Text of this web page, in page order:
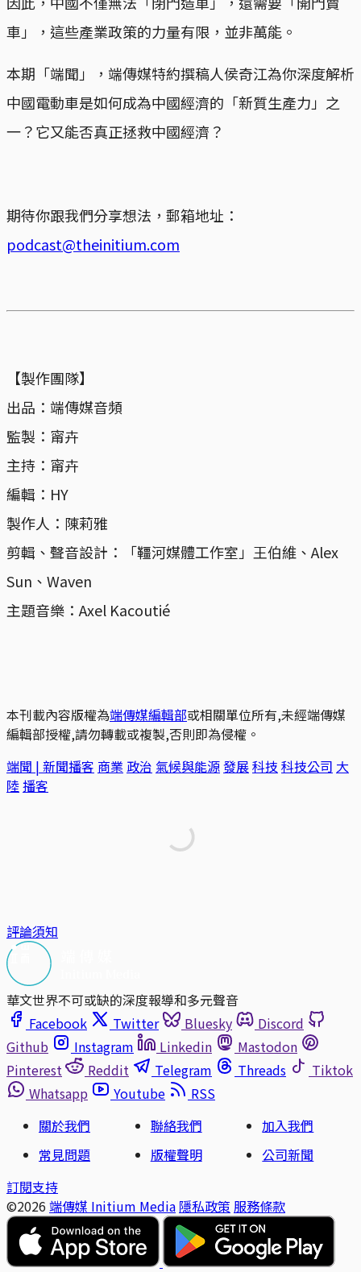
車」，這些產業政策的力量有限，並非萬能。
本期「端聞」，端傳媒特約撰稿人侯奇江為你深度解析
中國電動車是如何成為中國經濟的「新質生產力」之
一？它又能否真正拯救中國經濟？
期待你跟我們分享想法，郵箱地址：
podcast@theinitium.com
【製作團隊】
出品：端傳媒音頻
監製：甯卉
主持：甯卉
編輯：HY
製作人：陳莉雅
剪輯、聲音設計：「韁河媒體工作室」王伯維、Alex
Sun、Waven
主題音樂：Axel Kacoutié
本刊載內容版權為端傳媒編輯部或相關單位所有,未經端傳媒
編輯部授權,請勿轉載或複製,否則即為侵權。
端聞 | 新聞播客 商業 政治 氣候與能源發展科技 科技公司 大
陸播客
評論須知
華文世界不可或缺的深度報導和多元聲音
Facebook
Twitter Bluesky
Discord
Github
Instagram Linkedin
Mastodon
Pinterest
Reddit Telegram Threads
Tiktok
Whatsapp
Youtube
RSS
關於我們
聯絡我們
加入我們
常見問題
版權聲明
公司新聞
訂閱支持
©2026 端傳媒 Initium Media 隱私政策 服務條款